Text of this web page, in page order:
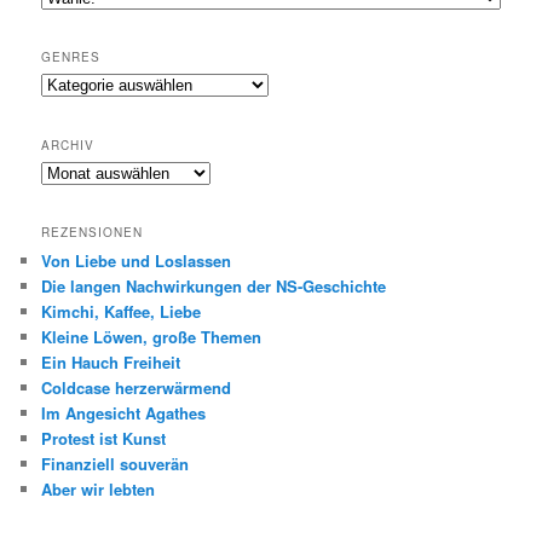
GENRES
Genres
ARCHIV
Archiv
REZENSIONEN
Von Liebe und Loslassen
Die langen Nachwirkungen der NS-Geschichte
Kimchi, Kaffee, Liebe
Kleine Löwen, große Themen
Ein Hauch Freiheit
Coldcase herzerwärmend
Im Angesicht Agathes
Protest ist Kunst
Finanziell souverän
Aber wir lebten